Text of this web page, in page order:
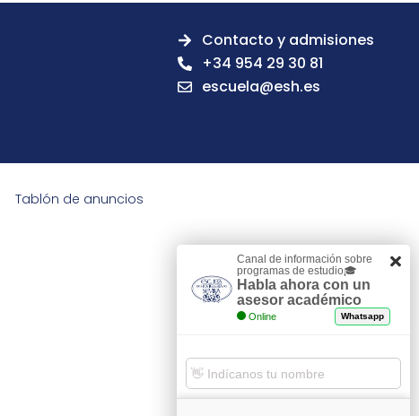
Contacto y admisiones
+34 954 29 30 81
escuela@esh.es
Tablón de anuncios
Canal de información sobre
programas de estudio🎓
Habla ahora con un
asesor académico
Online Whatsapp